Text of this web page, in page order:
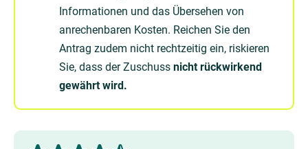
Informationen und das Übersehen von
anrechenbaren Kosten. Reichen Sie den
Antrag zudem nicht rechtzeitig ein, riskieren
Sie, dass der Zuschuss nicht rückwirkend
gewährt wird.